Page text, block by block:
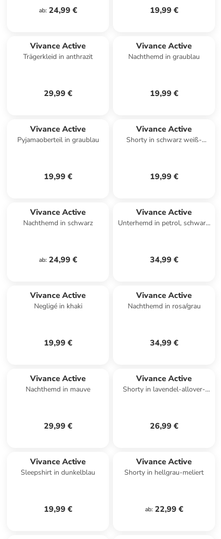
ab: 24,99 € 19,99 €
Vivance Active
Trägerkleid in anthrazit
29,99 €
Vivance Active
Nachthemd in graublau
19,99 €
Vivance Active
Pyjamaoberteil in graublau
19,99 €
Vivance Active
Shorty in schwarz weiß-
19,99 €
Vivance Active
Nachthemd in schwarz
ab: 24,99 €
Vivance Active
Unterhemd in petrol, schwarz,
34,99 €
Vivance Active
Negligé in khaki
19,99 €
Vivance Active
Nachthemd in rosa/grau
34,99 €
Vivance Active
Nachthemd in mauve
29,99 €
Vivance Active
Shorty in lavendel-allover-
26,99 €
Vivance Active
Sleepshirt in dunkelblau
19,99 €
Vivance Active
Shorty in hellgrau-meliert
ab: 22,99 €